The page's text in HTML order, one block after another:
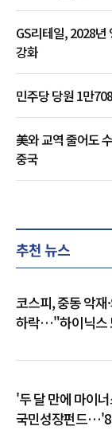
GS리테일, 2028
강화
민주당 당원 1만
美와 교역 줄어도
중국
추천 뉴스
코스피, 중동 악재
하락…"하이닉스
'두 달 만에 마이
국민성장펀드